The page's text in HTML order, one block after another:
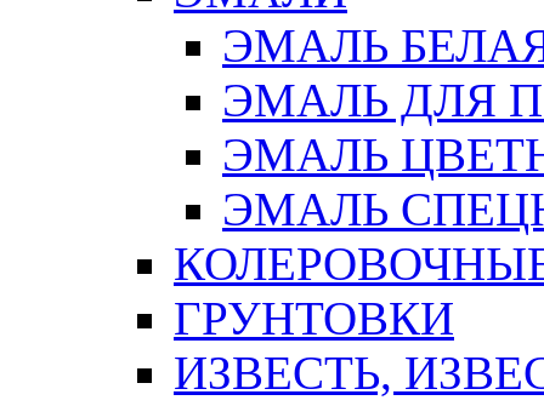
ЭМАЛЬ
ЭМАЛЬ ДЛЯ
ЭМАЛЬ
ЭМАЛЬ
ГРУНТОВКИ
ИЗВЕСТЬ,